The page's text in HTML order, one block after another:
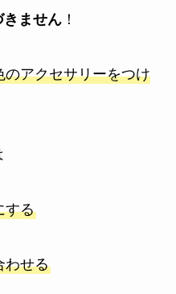
きません！
のアクセサリーをつけ
する
わせる